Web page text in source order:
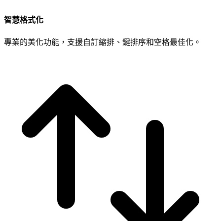
智慧格式化
專業的美化功能，支援自訂縮排、鍵排序和空格最佳化。